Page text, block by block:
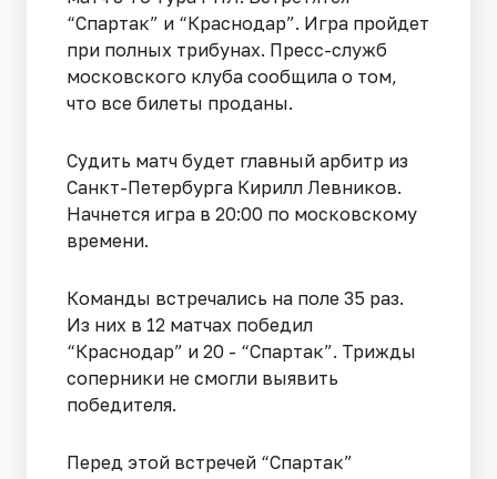
“Спартак” и “Краснодар”. Игра пройдет
при полных трибунах. Пресс-служб
московского клуба сообщила о том,
что все билеты проданы.
Судить матч будет главный арбитр из
Санкт-Петербурга Кирилл Левников.
Начнется игра в 20:00 по московскому
времени.
Команды встречались на поле 35 раз.
Из них в 12 матчах победил
“Краснодар” и 20 - “Спартак”. Трижды
соперники не смогли выявить
победителя.
Перед этой встречей “Спартак”